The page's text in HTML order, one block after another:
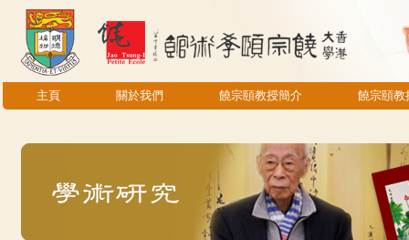
主頁 關於我們 饒宗頤教授簡介 饒宗頤教